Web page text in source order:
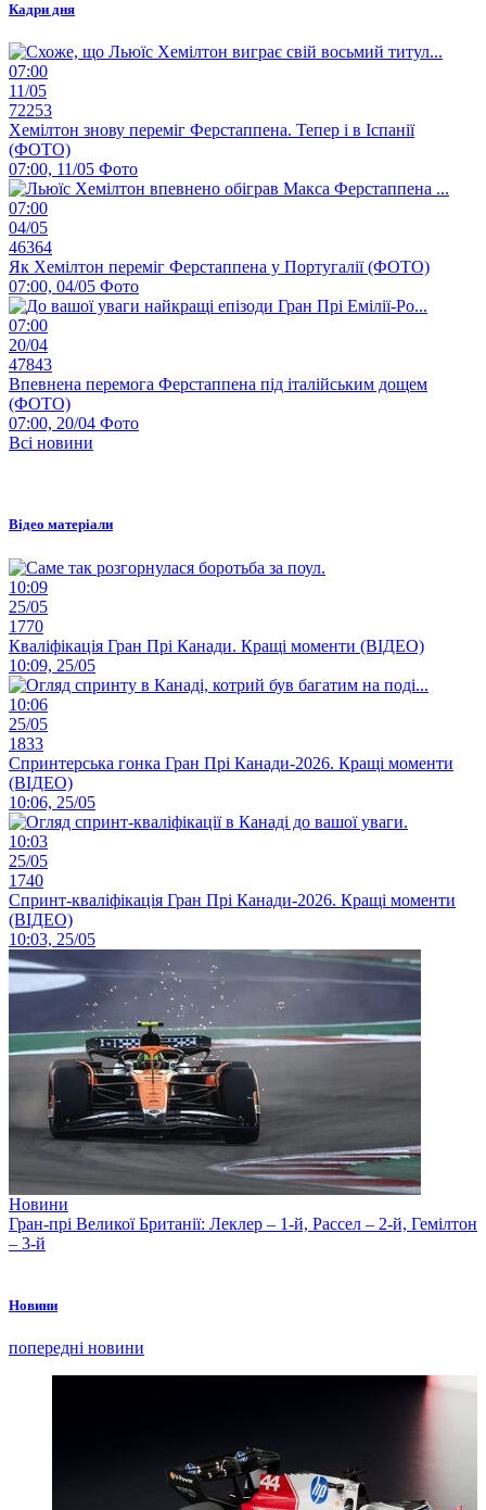
Кадри дня
07:00
11/05
72253
Хемілтон знову переміг Ферстаппена. Тепер і в Іспанії
(ФОТО)
07:00, 11/05 Фото
07:00
04/05
46364
Як Хемілтон переміг Ферстаппена у Португалії (ФОТО)
07:00, 04/05 Фото
07:00
20/04
47843
Впевнена перемога Ферстаппена під італійським дощем
(ФОТО)
07:00, 20/04 Фото
Всі новини
Відео матеріали
10:09
25/05
1770
Кваліфікація Гран Прі Канади. Кращі моменти (ВІДЕО)
10:09, 25/05
10:06
25/05
1833
Спринтерська гонка Гран Прі Канади-2026. Кращі моменти
(ВІДЕО)
10:06, 25/05
10:03
25/05
1740
Спринт-кваліфікація Гран Прі Канади-2026. Кращі моменти
(ВІДЕО)
10:03, 25/05
Новини
Гран-прі Великої Британії: Леклер – 1-й, Рассел – 2-й, Гемілтон
– 3-й
Новини
попередні новини